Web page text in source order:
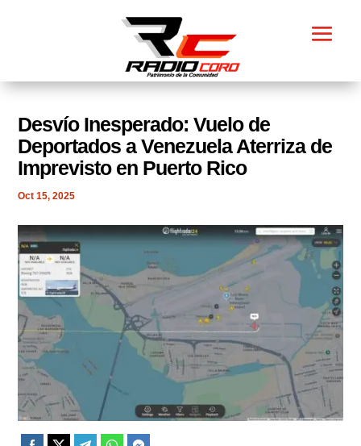
Desvío Inesperado: Vuelo de
Deportados a Venezuela Aterriza de
Imprevisto en Puerto Rico
Oct 15, 2025